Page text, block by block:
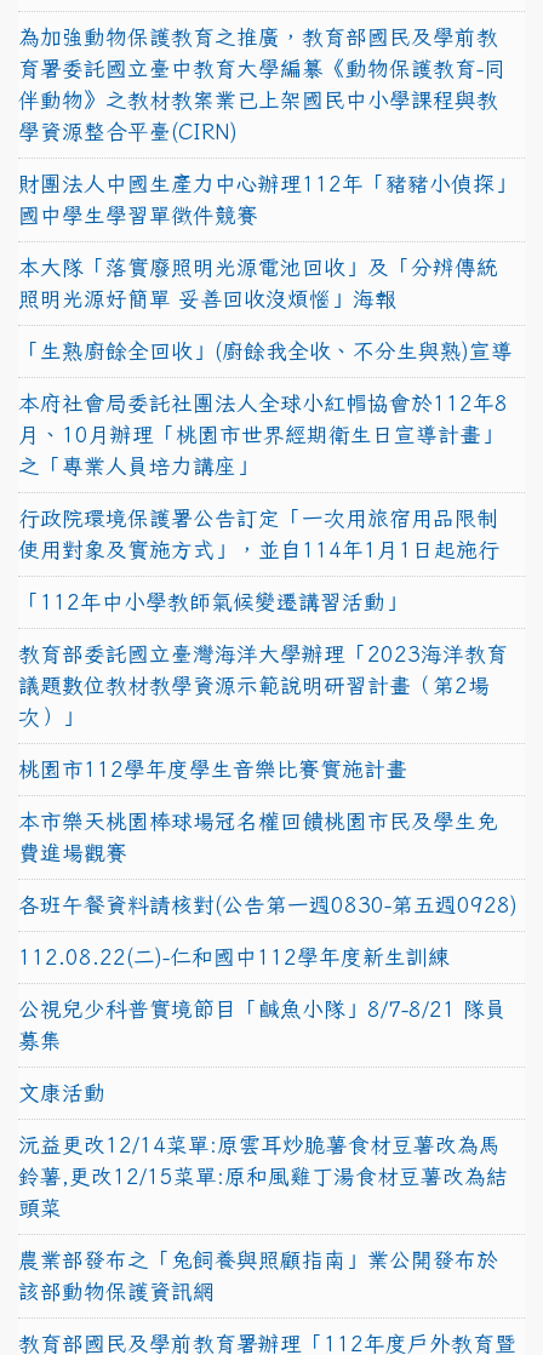
為加強動物保護教育之推廣，教育部國民及學前教
育署委託國立臺中教育大學編纂《動物保護教育-同
伴動物》之教材教案業已上架國民中小學課程與教
學資源整合平臺(CIRN)
財團法人中國生產力中心辦理112年「豬豬小偵探」
國中學生學習單徵件競賽
本大隊「落實廢照明光源電池回收」及「分辨傳統
照明光源好簡單 妥善回收沒煩惱」海報
「生熟廚餘全回收」(廚餘我全收、不分生與熟)宣導
本府社會局委託社團法人全球小紅帽協會於112年8
月、10月辦理「桃園市世界經期衛生日宣導計畫」
之「專業人員培力講座」
行政院環境保護署公告訂定「一次用旅宿用品限制
使用對象及實施方式」，並自114年1月1日起施行
「112年中小學教師氣候變遷講習活動」
教育部委託國立臺灣海洋大學辦理「2023海洋教育
議題數位教材教學資源示範說明研習計畫（第2場
次）」
桃園市112學年度學生音樂比賽實施計畫
本市樂天桃園棒球場冠名權回饋桃園市民及學生免
費進場觀賽
各班午餐資料請核對(公告第一週0830-第五週0928)
112.08.22(二)-仁和國中112學年度新生訓練
公視兒少科普實境節目「鹹魚小隊」8/7-8/21 隊員
募集
文康活動
沅益更改12/14菜單:原雲耳炒脆薯食材豆薯改為馬
鈴薯,更改12/15菜單:原和風雞丁湯食材豆薯改為結
頭菜
農業部發布之「兔飼養與照顧指南」業公開發布於
該部動物保護資訊網
教育部國民及學前教育署辦理「112年度戶外教育暨